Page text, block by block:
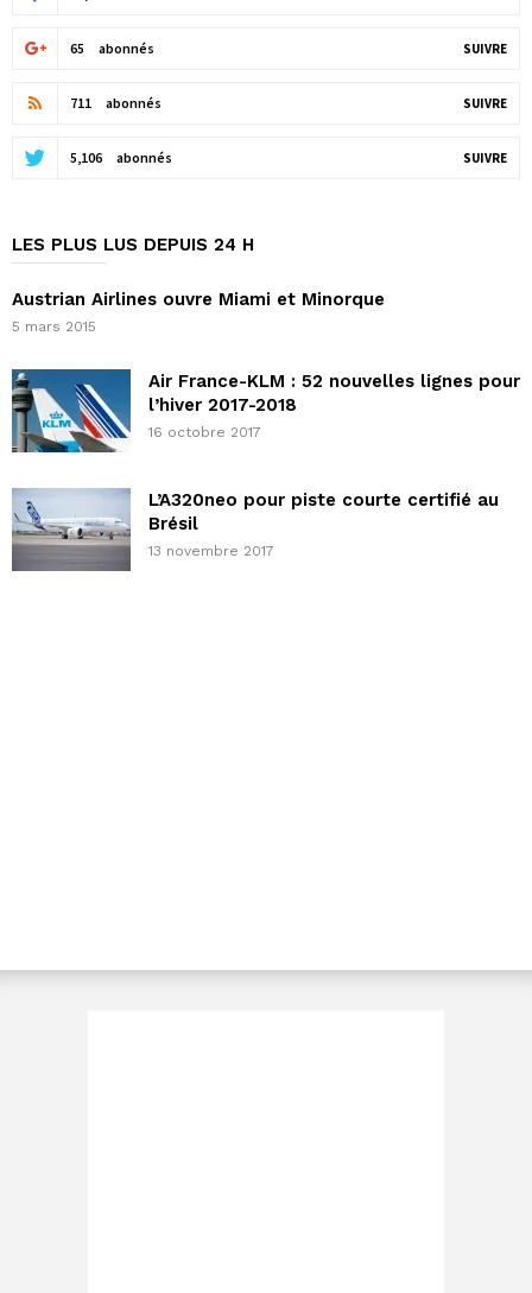
65 abonnés SUIVRE
711 abonnés SUIVRE
5,106 abonnés SUIVRE
LES PLUS LUS DEPUIS 24 H
Austrian Airlines ouvre Miami et Minorque
5 mars 2015
Air France-KLM : 52 nouvelles lignes pour
l’hiver 2017-2018
16 octobre 2017
L’A320neo pour piste courte certifié au
Brésil
13 novembre 2017